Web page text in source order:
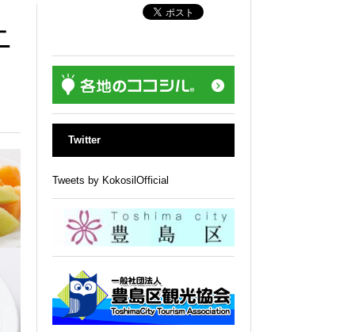
Twitter
Tweets by KokosilOfficial